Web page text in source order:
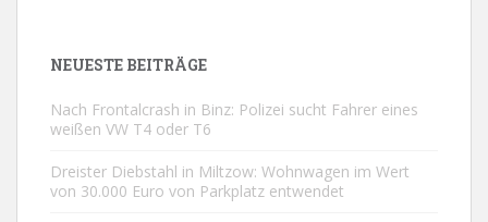
NEUESTE BEITRÄGE
Nach Frontalcrash in Binz: Polizei sucht Fahrer eines
weißen VW T4 oder T6
Dreister Diebstahl in Miltzow: Wohnwagen im Wert
von 30.000 Euro von Parkplatz entwendet